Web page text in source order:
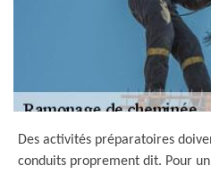
Des activités préparatoires
conduits proprement dit. Pour